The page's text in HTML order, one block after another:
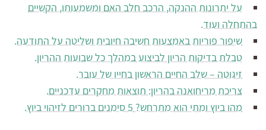
על יתרונות ההנקה, הרכב חלב האם ומשמעותו, הקשיים
בהתחלה ועוד.
שיפור פוריות באמצעות חשיבה חיובית ושליטה על התודעה.
טבלת בדיקות הריון לביצוע במהלך כל שבועות ההריון.
זיגוטה – שלב החיים הראשון בחייו של עובר.
צריכת מריחואנה בהריון: תוצאות מחקרים עדכניים.
מהו ביוץ ומתי הוא מתרחש? 5 סימנים ברורים לזיהוי ביוץ.